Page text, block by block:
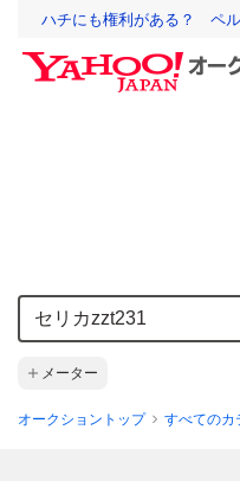
ハチにも権利がある？ ペ
メーター
オークショントップ すべてのカ